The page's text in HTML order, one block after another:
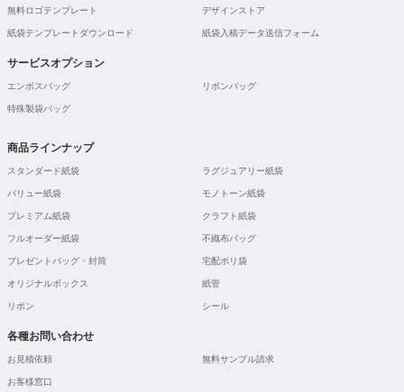
無料ロゴテンプレート デザインストア
紙袋テンプレートダウンロード 紙袋入稿データ送信フォーム
サービスオプション
エンボスバッグ リボンバッグ
特殊製袋バッグ
商品ラインナップ
スタンダード紙袋 ラグジュアリー紙袋
バリュー紙袋 モノトーン紙袋
プレミアム紙袋 クラフト紙袋
フルオーダー紙袋 不織布バッグ
プレゼントバッグ・封筒 宅配ポリ袋
オリジナルボックス 紙管
リボン シール
各種お問い合わせ
お見積依頼 無料サンプル請求
お客様窓口